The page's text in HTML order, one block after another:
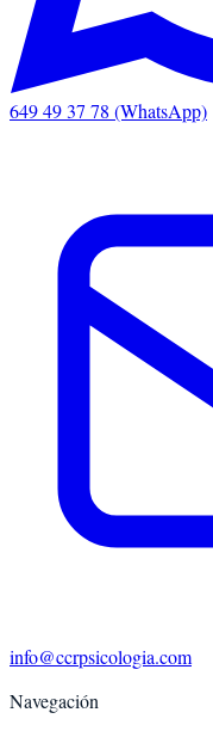
649 49 37 78 (WhatsApp)
info@ccrpsicologia.com
Navegación